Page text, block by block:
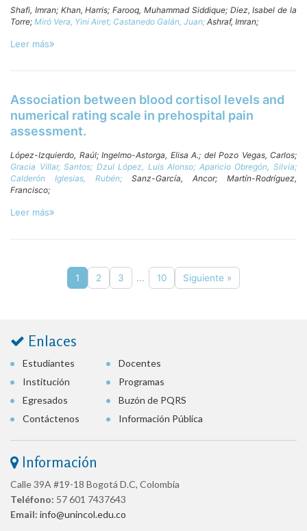
Shafi, Imran; Khan, Harris;Farooq, Muhammad Siddique; Diez, Isabel de la
Torre; Miró Vera, Yini Airet; Castanedo Galán, Juan; Ashraf, Imran;
Leer más
Association between blood cortisol levels and
numerical rating scale in prehospital pain
assessment.
López-Izquierdo, Raúl; Ingelmo-Astorga, Elisa A.; del Pozo Vegas, Carlos;
Gracia Villar, Santos; Dzul López, Luis Alonso; Aparicio Obregón, Silvia;
Calderón Iglesias, Rubén; Sanz-García, Ancor; Martín-Rodríguez,
Francisco;
Leer más
1 2 3 ... 10 Siguiente »
Enlaces
Estudiantes
Docentes
Institución
Programas
Egresados
Buzón de PQRS
Contáctenos
Información Pública
Información
Calle 39A #19-18 Bogotá D.C, Colombia
Teléfono: 57 601 7437643
Email: info@unincol.edu.co